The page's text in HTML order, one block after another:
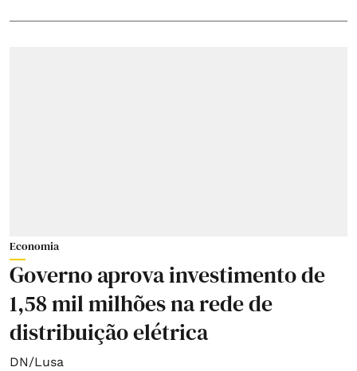
Economia
Governo aprova investimento de
1,58 mil milhões na rede de
distribuição elétrica
DN/Lusa